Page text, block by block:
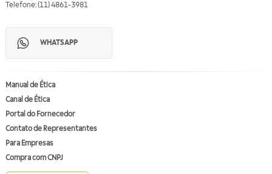
Telefone: (11) 4861-3981
WHATSAPP
Manual de Ética
Canal de Ética
Portal do Fornecedor
Contato de Representantes
Para Empresas
Compra com CNPJ